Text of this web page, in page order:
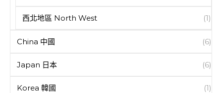
西北地區 North West (1)
China 中國 (6)
Japan 日本 (6)
Korea 韓國 (1)